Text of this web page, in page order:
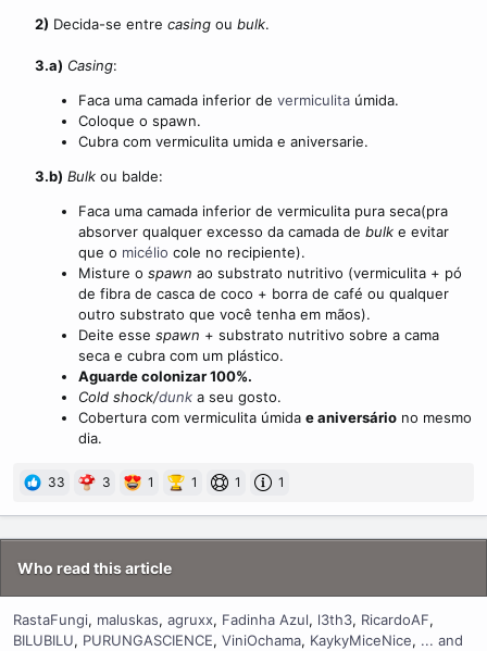
2) Decida-se entre casing ou bulk.​
3.a) Casing:​
Faca uma camada inferior de vermiculita úmida.
Coloque o spawn.
Cubra com vermiculita umida e aniversarie.
3.b) Bulk ou balde:​
Faca uma camada inferior de vermiculita pura seca(pra
absorver qualquer excesso da camada de bulk e evitar
que o micélio cole no recipiente).
Misture o spawn ao substrato nutritivo (vermiculita + pó
de fibra de casca de coco + borra de café ou qualquer
outro substrato que você tenha em mãos).
Deite esse spawn + substrato nutritivo sobre a cama
seca e cubra com um plástico.
Aguarde colonizar 100%.
Cold shock/dunk a seu gosto.
Cobertura com vermiculita úmida e aniversário no mesmo
dia.
33 3 1 1 1 1
Who read this article
RastaFungi maluskas agruxx Fadinha Azul l3th3 RicardoAF
BILUBILU
PURUNGASCIENCE ViniOchama KaykyMiceNice
... and